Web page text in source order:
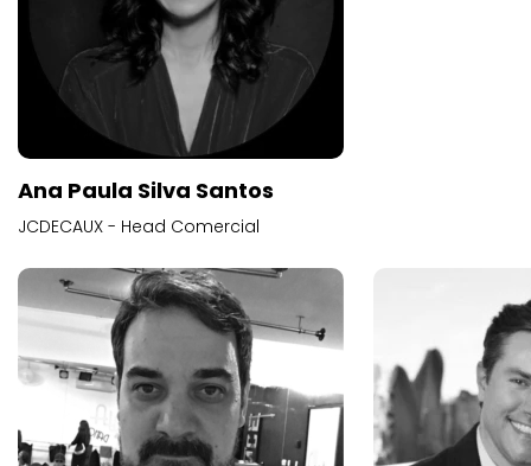
Ana Paula Silva Santos
JCDECAUX - Head Comercial